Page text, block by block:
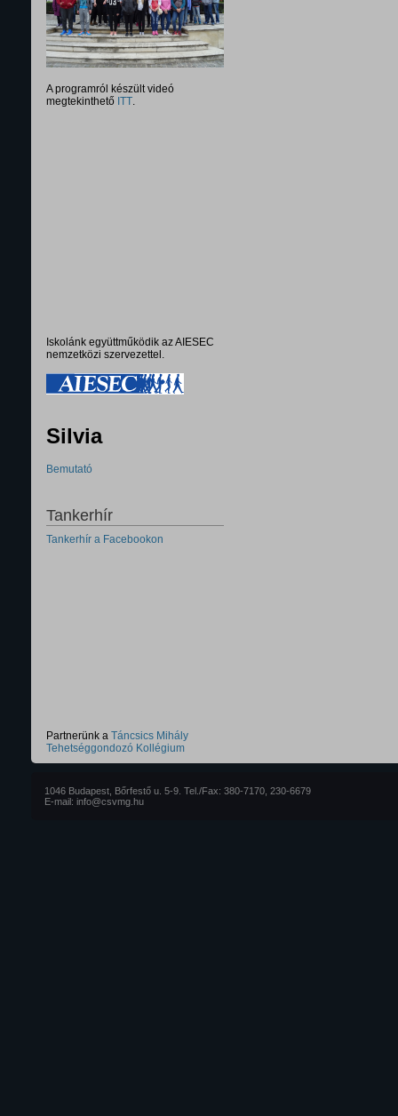
A programról készült videó
megtekinthető ITT.
Iskolánk együttműködik az AIESEC
nemzetközi szervezettel.
Silvia
Bemutató
Tankerhír
Tankerhír a Facebookon
Partnerünk a Táncsics Mihály
Tehetséggondozó Kollégium
1046 Budapest, Bőrfestő u. 5-9. Tel./Fax: 380-7170, 230-6679
E-mail: info@csvmg.hu